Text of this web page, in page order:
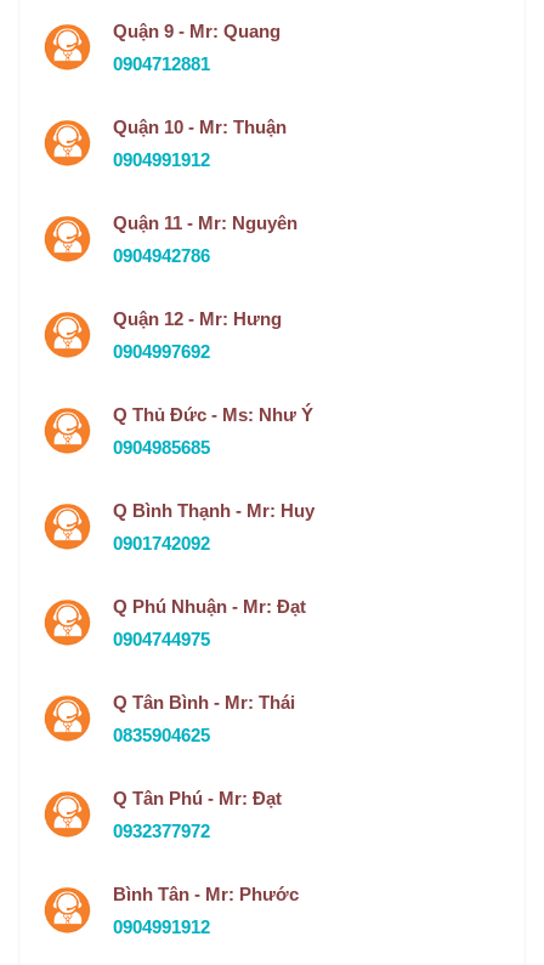
Quận 9 - Mr: Quang
0904712881
Quận 10 - Mr: Thuận
0904991912
Quận 11 - Mr: Nguyên
0904942786
Quận 12 - Mr: Hưng
0904997692
Q Thủ Đức - Ms: Như Ý
0904985685
Q Bình Thạnh - Mr: Huy
0901742092
Q Phú Nhuận - Mr: Đạt
0904744975
Q Tân Bình - Mr: Thái
0835904625
Q Tân Phú - Mr: Đạt
0932377972
Bình Tân - Mr: Phước
0904991912